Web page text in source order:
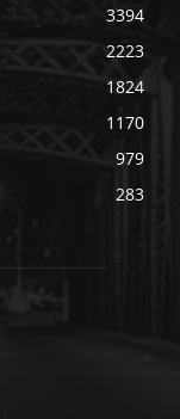
3394
2223
1824
1170
979
283